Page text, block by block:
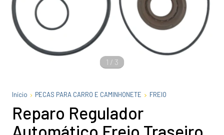
1 / 3
Início PECAS PARA CARRO E CAMINHONETE FREIO
Reparo Regulador